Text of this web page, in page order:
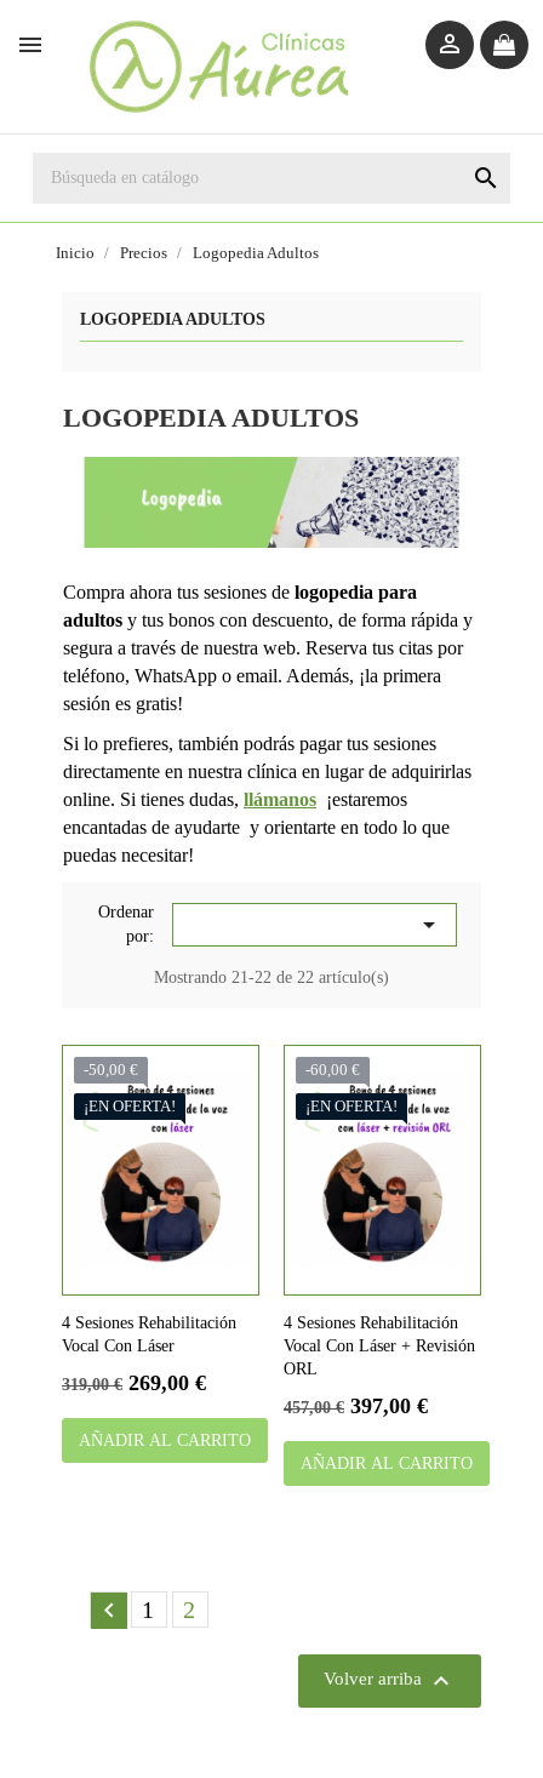
 

Inicio Precios Logopedia Adultos
LOGOPEDIA ADULTOS
LOGOPEDIA ADULTOS
Compra ahora tus sesiones de logopedia para
adultos y tus bonos con descuento, de forma rápida y
segura a través de nuestra web. Reserva tus citas por
teléfono, WhatsApp o email. Además, ¡la primera
sesión es gratis!
Si lo prefieres, también podrás pagar tus sesiones
directamente en nuestra clínica en lugar de adquirirlas
online. Si tienes dudas, llámanos ¡estaremos
encantadas de ayudarte y orientarte en todo lo que
puedas necesitar!
Ordenar
por:

Mostrando 21-22 de 22 artículo(s)
¡EN OFERTA!
-50,00 €
4 Sesiones Rehabilitación
Vocal Con Láser
Precio base
319,00 € Precio
269,00 €
AÑADIR AL CARRITO
¡EN OFERTA!
-60,00 €
4 Sesiones Rehabilitación
Vocal Con Láser + Revisión
ORL
Precio base
457,00 € Precio
397,00 €
AÑADIR AL CARRITO
 1 2
Volver arriba 